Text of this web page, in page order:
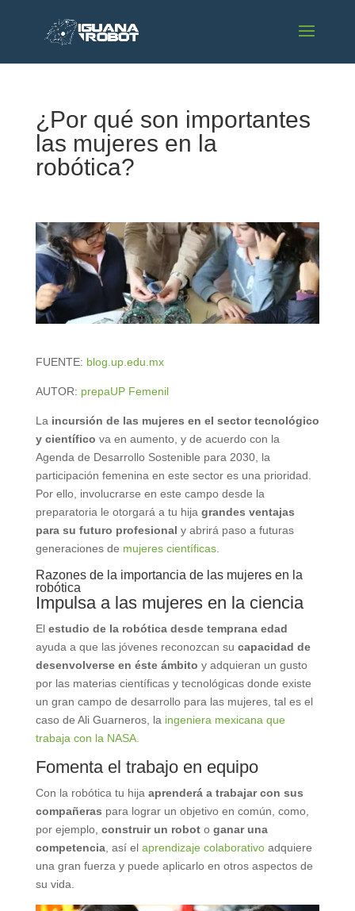
¿Por qué son importantes
las mujeres en la
robótica?
FUENTE: blog.up.edu.mx
AUTOR: prepaUP Femenil
La incursión de las mujeres en el sector tecnológico
y científico va en aumento, y de acuerdo con la
Agenda de Desarrollo Sostenible para 2030, la
participación femenina en este sector es una prioridad.
Por ello, involucrarse en este campo desde la
preparatoria le otorgará a tu hija grandes ventajas
para su futuro profesional y abrirá paso a futuras
generaciones de mujeres científicas.
Razones de la importancia de las mujeres en la
robótica
Impulsa a las mujeres en la ciencia
El estudio de la robótica desde temprana edad
ayuda a que las jóvenes reconozcan su capacidad de
desenvolverse en éste ámbito y adquieran un gusto
por las materias científicas y tecnológicas donde existe
un gran campo de desarrollo para las mujeres, tal es el
caso de Ali Guarneros, la ingeniera mexicana que
trabaja con la NASA.
Fomenta el trabajo en equipo
Con la robótica tu hija aprenderá a trabajar con sus
compañeras para lograr un objetivo en común, como,
por ejemplo, construir un roboto ganar una
competencia, así el aprendizaje colaborativoadquiere
una gran fuerza y puede aplicarlo en otros aspectos de
su vida.